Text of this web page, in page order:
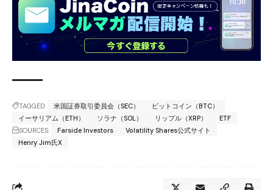
TAGGED: 米国証券取引委員会（SEC）
ビットコイン（BTC）
イーサリアム（ETH）
ソラナ（SOL） リップル（XRP）
ETF
SOURCES:
Farside Investors
Volatility Shares公式サイト
Henry Jim氏X